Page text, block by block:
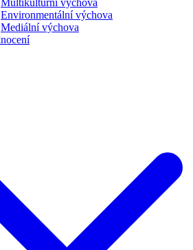
Multikulturní výchova
Environmentální výchova
Mediální výchova